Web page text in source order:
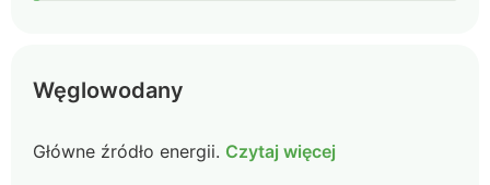
Węglowodany
Główne źródło energii. Czytaj więcej